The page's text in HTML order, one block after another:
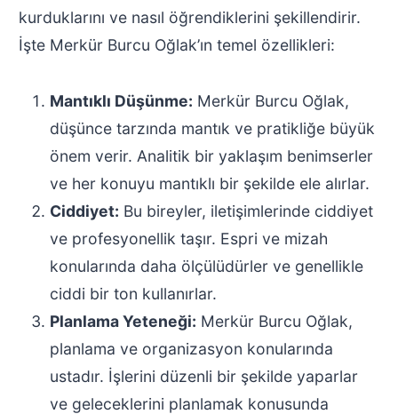
kurduklarını ve nasıl öğrendiklerini şekillendirir.
İşte Merkür Burcu Oğlak’ın temel özellikleri:
Mantıklı Düşünme: Merkür Burcu Oğlak,
düşünce tarzında mantık ve pratikliğe büyük
önem verir. Analitik bir yaklaşım benimserler
ve her konuyu mantıklı bir şekilde ele alırlar.
Ciddiyet: Bu bireyler, iletişimlerinde ciddiyet
ve profesyonellik taşır. Espri ve mizah
konularında daha ölçülüdürler ve genellikle
ciddi bir ton kullanırlar.
Planlama Yeteneği: Merkür Burcu Oğlak,
planlama ve organizasyon konularında
ustadır. İşlerini düzenli bir şekilde yaparlar
ve geleceklerini planlamak konusunda